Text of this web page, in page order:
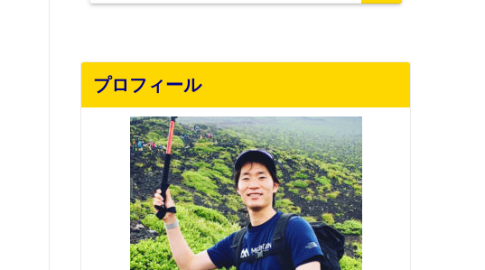
プロフィール